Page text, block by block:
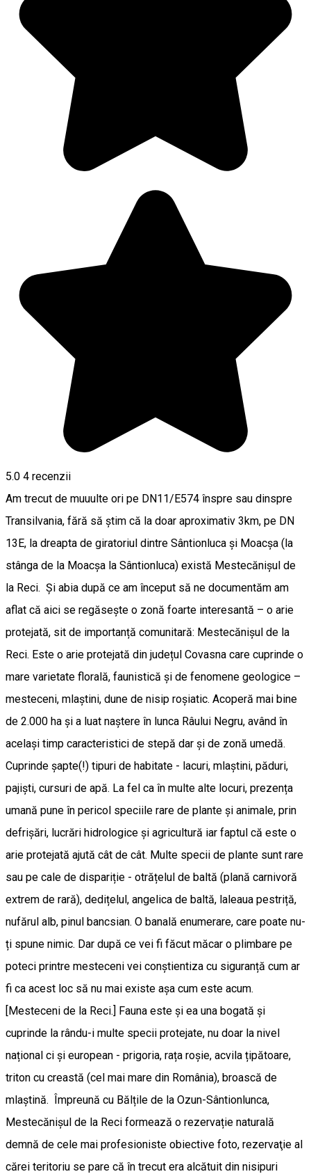
5.0 4 recenzii
Am trecut de muuulte ori pe DN11/E574 înspre sau dinspre
Transilvania, fără să știm că la doar aproximativ 3km, pe DN
13E, la dreapta de giratoriul dintre Sântionluca și Moacșa (la
stânga de la Moacșa la Sântionluca) există Mestecănișul de
la Reci. Şi abia după ce am început să ne documentăm am
aflat că aici se regăsește o zonă foarte interesantă – o arie
protejată, sit de importanță comunitară: Mestecănișul de la
Reci. Este o arie protejată din județul Covasna care cuprinde o
mare varietate florală, faunistică și de fenomene geologice –
mesteceni, mlaștini, dune de nisip roșiatic. Acoperă mai bine
de 2.000 ha și a luat naștere în lunca Râului Negru, având în
același timp caracteristici de stepă dar și de zonă umedă.
Cuprinde șapte(!) tipuri de habitate - lacuri, mlaștini, păduri,
pajiști, cursuri de apă. La fel ca în multe alte locuri, prezența
umană pune în pericol speciile rare de plante și animale, prin
defrișări, lucrări hidrologice și agricultură iar faptul că este o
arie protejată ajută cât de cât. Multe specii de plante sunt rare
sau pe cale de dispariție - otrățelul de baltă (plană carnivoră
extrem de rară), dedițelul, angelica de baltă, laleaua pestriță,
nufărul alb, pinul bancsian. O banală enumerare, care poate nu-
ți spune nimic. Dar după ce vei fi făcut măcar o plimbare pe
poteci printre mesteceni vei conștientiza cu siguranță cum ar
fi ca acest loc să nu mai existe așa cum este acum.
[Mesteceni de la Reci.] Fauna este și ea una bogată și
cuprinde la rându-i multe specii protejate, nu doar la nivel
național ci și european - prigoria, rața roșie, acvila țipătoare,
triton cu creastă (cel mai mare din România), broască de
mlaștină. Împreună cu Bălțile de la Ozun-Sântionlunca,
Mestecănișul de la Reci formează o rezervație naturală
demnă de cele mai profesioniste obiective foto, rezervaţie al
cărei teritoriu se pare că în trecut era alcătuit din nisipuri